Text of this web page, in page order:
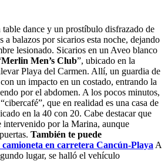
table dance y un prostíbulo disfrazado de
a balazos por sicarios esta noche, dejando
lesionado. Sicarios en un Aveo blanco
Merlin Men’s Club”, ubicado en la
Playa del Carmen. Allí, un guardia de
un impacto en un costado, entrando la
por el abdomen. A los pocos minutos,
que en realidad es una casa de
en la 40 con 20. Cabe destacar que
intervenido por la Marina, aunque
También te puede
en carretera Cancún-Playa A
lugar, se halló el vehículo